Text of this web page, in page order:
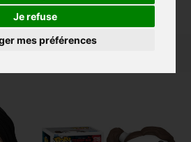
Je refuse
mes préférences
Terrifier